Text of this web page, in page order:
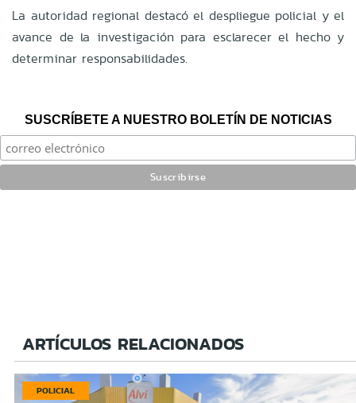
La autoridad regional destacó el despliegue policial y el
avance de la investigación para esclarecer el hecho y
determinar responsabilidades.
SUSCRÍBETE A NUESTRO BOLETÍN DE NOTICIAS
ARTÍCULOS RELACIONADOS
POLICIAL